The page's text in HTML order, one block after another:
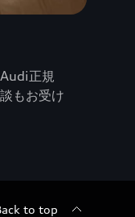
正規
もお受け
to top